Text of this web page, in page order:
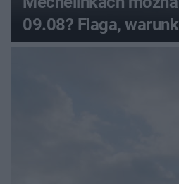
09.08? Flaga,